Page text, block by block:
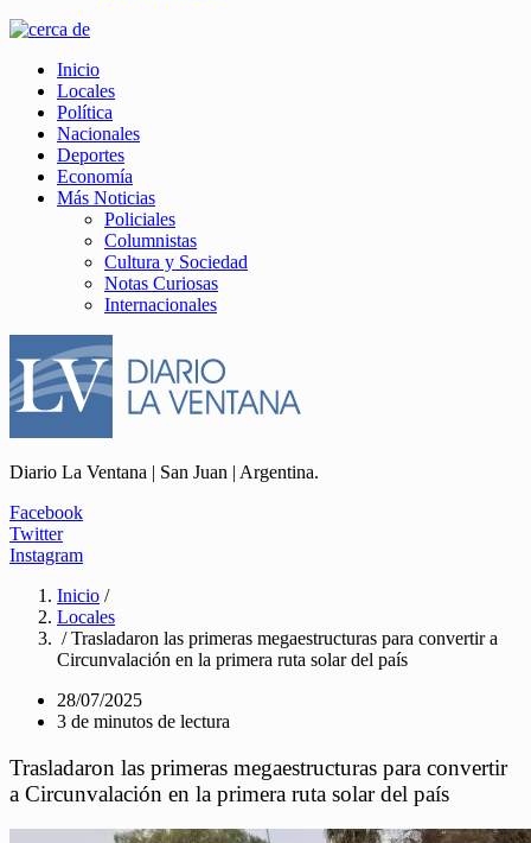
Inicio
Locales
Política
Nacionales
Deportes
Economía
Más Noticias
Policiales
Columnistas
Cultura y Sociedad
Notas Curiosas
Internacionales
Diario La Ventana | San Juan | Argentina.
Facebook
Twitter
Instagram
Inicio /
Locales
/ Trasladaron las primeras megaestructuras para convertir a
Circunvalación en la primera ruta solar del país
28/07/2025
3 de minutos de lectura
Trasladaron las primeras megaestructuras para convertir
a Circunvalación en la primera ruta solar del país